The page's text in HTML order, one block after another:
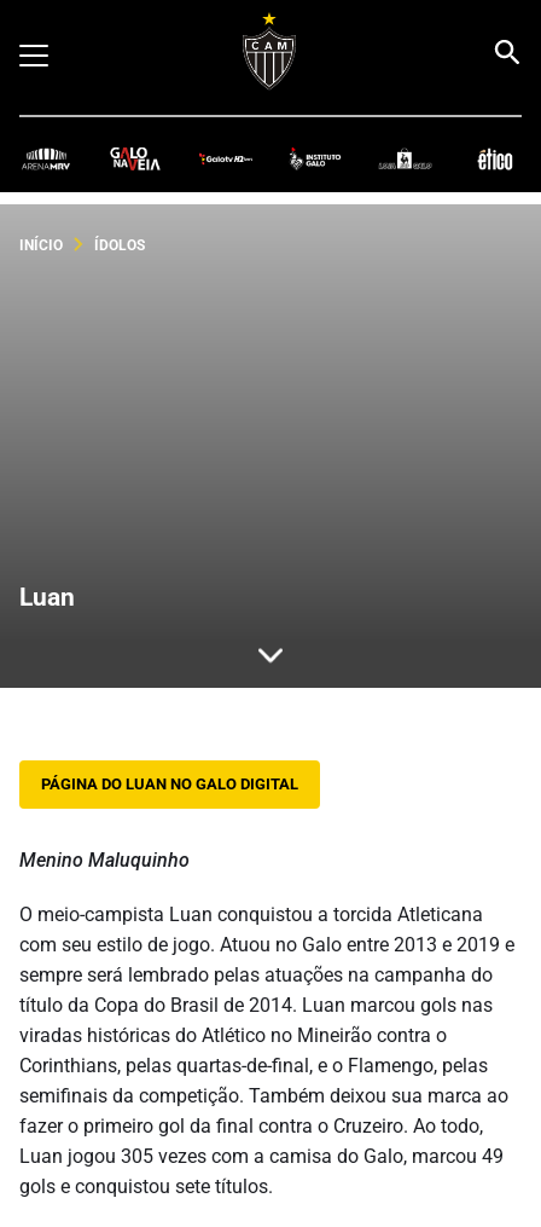
INÍCIO ÍDOLOS
Luan
PÁGINA DO LUAN NO GALO DIGITAL
Menino Maluquinho
O meio-campista Luan conquistou a torcida Atleticana
com seu estilo de jogo. Atuou no Galo entre 2013 e 2019 e
sempre será lembrado pelas atuações na campanha do
título da Copa do Brasil de 2014. Luan marcou gols nas
viradas históricas do Atlético no Mineirão contra o
Corinthians, pelas quartas-de-final, e o Flamengo, pelas
semifinais da competição. Também deixou sua marca ao
fazer o primeiro gol da final contra o Cruzeiro. Ao todo,
Luan jogou 305 vezes com a camisa do Galo, marcou 49
gols e conquistou sete títulos.